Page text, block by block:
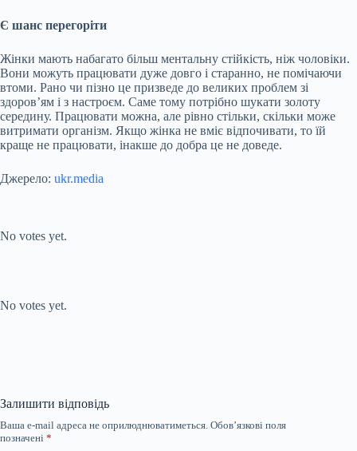
Є шанс перегоріти
Жінки мають набагато більш ментальну стійкість, ніж чоловіки.
Вони можуть працювати дуже довго і старанно, не помічаючи
втоми. Рано чи пізно це призведе до великих проблем зі
здоров’ям і з настроєм. Саме тому потрібно шукати золоту
середину. Працювати можна, але рівно стільки, скільки може
витримати організм. Якщо жінка не вміє відпочивати, то їй
краще не працювати, інакше до добра це не доведе.
Джерело: ukr.media
No votes yet.
No votes yet.
Залишити відповідь
Ваша e-mail адреса не оприлюднюватиметься. Обов’язкові поля
позначені *